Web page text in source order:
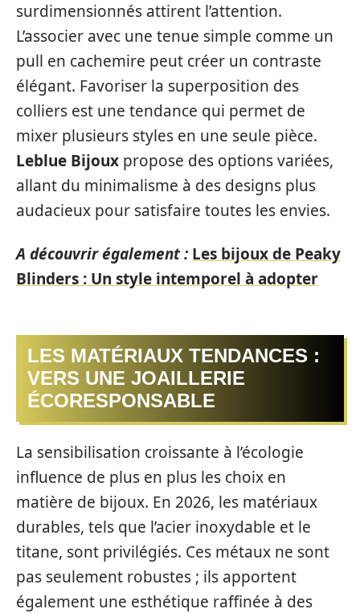
surdimensionnés attirent l’attention.
L’associer avec une tenue simple comme un
pull en cachemire peut créer un contraste
élégant. Favoriser la superposition des
colliers est une tendance qui permet de
mixer plusieurs styles en une seule pièce.
Leblue Bijoux propose des options variées,
allant du minimalisme à des designs plus
audacieux pour satisfaire toutes les envies.
A découvrir également : Les bijoux de Peaky
Blinders : Un style intemporel à adopter
LES MATÉRIAUX TENDANCES :
VERS UNE JOAILLERIE
ÉCORESPONSABLE
La sensibilisation croissante à l’écologie
influence de plus en plus les choix en
matière de bijoux. En 2026, les matériaux
durables, tels que l’acier inoxydable et le
titane, sont privilégiés. Ces métaux ne sont
pas seulement robustes ; ils apportent
également une esthétique raffinée à des